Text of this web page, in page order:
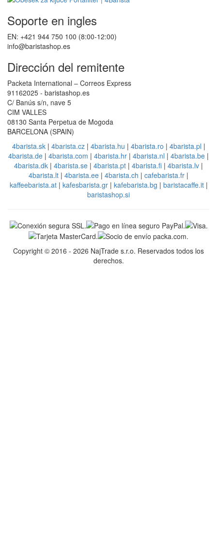
Soporte en ingles
EN: +421 944 750 100 (8:00-12:00)
info@baristashop.es
Dirección del remitente
Packeta International – Correos Express
91162025 - baristashop.es
C/ Banús s/n, nave 5
CIM VALLES
08130 Santa Perpetua de Mogoda
BARCELONA (SPAIN)
4barista.sk| 4barista.cz| 4barista.hu | 4barista.ro | 4barista.pl |
4barista.de | 4barista.com | 4barista.hr | 4barista.nl | 4barista.be |
4barista.dk | 4barista.se | 4barista.pt | 4barista.fi | 4barista.lv |
4barista.lt | 4barista.ee | 4barista.ch | cafebarista.fr |
kaffeebarista.at| kafesbarista.gr| kafebarista.bg | baristacaffe.it|
baristashop.si
Copyright © 2016 - 2026 NajTrade s.r.o. Reservados todos los
derechos.